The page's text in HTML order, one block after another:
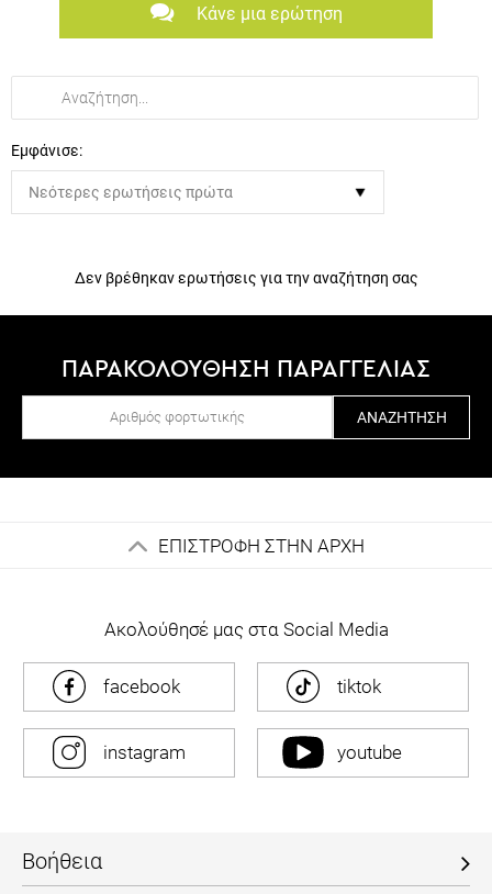
Κάνε μια ερώτηση
Εμφάνισε:
Δεν βρέθηκαν ερωτήσεις για την αναζήτηση σας
ΠΑΡΑΚΟΛΟΥΘΗΣΗ ΠΑΡΑΓΓΕΛΙΑΣ
ΑΝΑΖΉΤΗΣΗ
ΕΠΙΣΤΡΟΦΗ ΣΤΗΝ ΑΡΧΗ
Ακολούθησέ μας στα Social Media
facebook tiktok
instagram youtube
Βοήθεια